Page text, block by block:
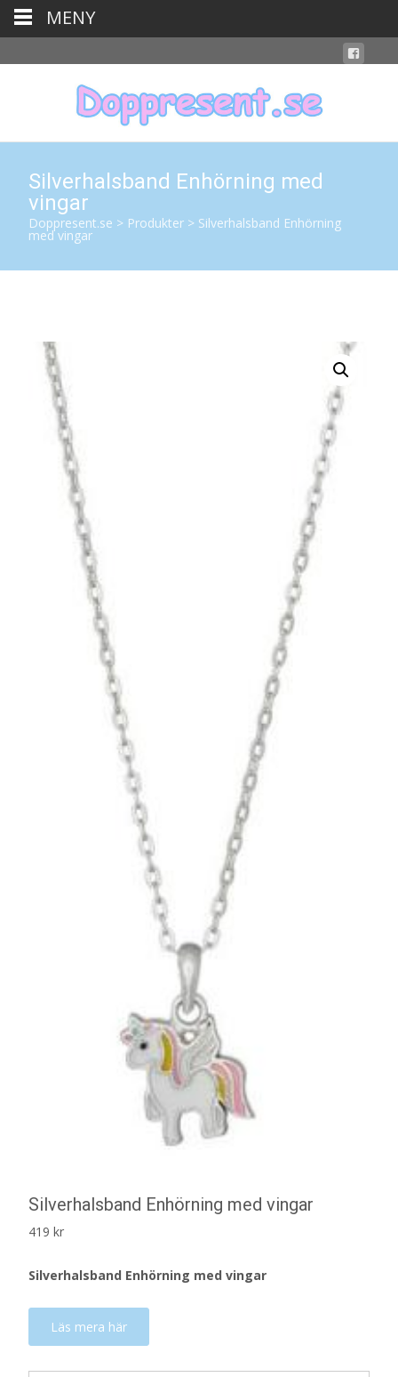
Silverhalsband Enhörning med
vingar
Doppresent.se > Produkter > Silverhalsband Enhörning
med vingar
Silverhalsband Enhörning med vingar
419 kr
Silverhalsband Enhörning med vingar
Läs mera här
MENY